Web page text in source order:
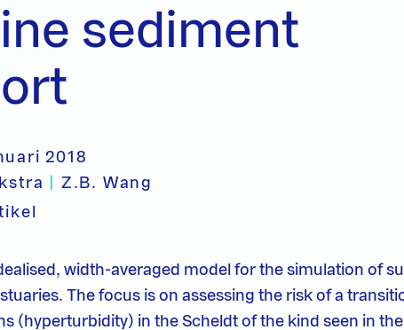
sediment
2018
Z.B. Wang
width-averaged model for the simulation of
The focus is on assessing the risk of a
(hyperturbidity) in the Scheldt of the kind seen in